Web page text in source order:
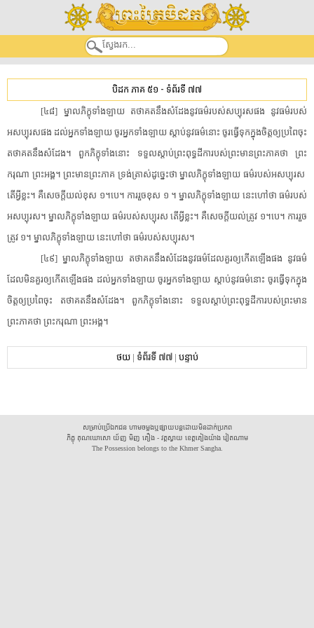
បិដក ភាគ ៥១ - ទំព័រទី ៧៧
[​៤៨​]​ ​ម្នាល​ភិក្ខុ​ទាំងឡាយ​ ​តថាគត​នឹង​សំដែង​នូវ​ធម៌​របស់​សប្បុរស​ផង​ ​នូវ​ធម៌​របស់​
អសប្បុរស​ផង​ ​ដល់​អ្នក​ទាំងឡាយ​ ​ចូរ​អ្នក​ទាំងឡាយ​ ​ស្តាប់​នូវ​ធម៌​នោះ​ ​ចូរ​ធ្វើ​ទុក​ក្នុងចិត្ត​ឲ្យ​ប្រពៃ​ចុះ​
​តថាគត​នឹង​សំដែង​។​ ​ពួក​ភិក្ខុ​ទាំងនោះ​ ​ទទួល​ស្តាប់​ព្រះពុទ្ធដីកា​របស់​ព្រះមានព្រះភាគ​ថា​ ​ព្រះ
ករុណា​ ​ព្រះអង្គ​។​ ​ព្រះមានព្រះភាគ​ ​ទ្រង់​ត្រាស់​ដូច្នេះ​ថា​ ​ម្នាល​ភិក្ខុ​ទាំងឡាយ​ ​ធម៌​របស់​អសប្បុរស​ ​
តើ​អ្វីខ្លះ​។​ ​គឺ​សេចក្តី​យល់​ខុស​ ​១​។​បេ​។​ ​ការ​រួច​ខុស​ ​១​ ​។​ ​ម្នាល​ភិក្ខុ​ទាំងឡាយ​ ​នេះ​ហៅថា​ ​ធម៌​របស់​
អសប្បុរស​។​ ​ម្នាល​ភិក្ខុ​ទាំងឡាយ​ ​ធម៌​របស់​សប្បុរស​ ​តើ​អ្វីខ្លះ​។​ ​គឺ​សេចក្តី​យល់​ត្រូវ​ ​១​។​បេ​។​ ​ការ​រួច​
ត្រូវ​ ​១​។​ ​ម្នាល​ភិក្ខុ​ទាំងឡាយ​ ​នេះ​ហៅថា​ ​ធម៌​របស់​សប្បុរស​។​
[​៤៩​]​ ​ម្នាល​ភិក្ខុ​ទាំងឡាយ​ ​តថាគត​នឹង​សំដែង​នូវ​ធម៌​ដែល​គួរឲ្យ​កើតឡើង​ផង​ ​នូវ​ធម៌​
ដែល​មិន​គួរឲ្យ​កើតឡើង​ផង​ ​ដល់​អ្នក​ទាំងឡាយ​ ​ចូរ​អ្នក​ទាំងឡាយ​ ​ស្តាប់​នូវ​ធម៌​នោះ​ ​ចូរ​ធ្វើ​ទុក​ក្នុង
ចិត្ត​ឲ្យ​ប្រពៃ​ចុះ​ ​តថាគត​នឹង​សំដែង​។​ ​ពួក​ភិក្ខុ​ទាំងនោះ​ ​ទទួល​ស្តាប់​ព្រះពុទ្ធដីកា​របស់​ព្រះមាន
ព្រះភាគ​ថា​ ​ព្រះករុណា​ ​ព្រះអង្គ​។​ ​
ថយ| ទំព័រទី ៧៧| បន្ទាប់
សម្រាប់ប្រើឯកជន ហាមចម្លងឬផ្សាយបន្តដោយមិនដាក់ប្រភព
ភិក្ខុ គុណឃោសោ យ័ញ មិញ គឿង - វត្តស្វាយ ខេត្តគៀងយ៉ាង វៀតណាម
The Possession belongs to the Khmer Sangha.